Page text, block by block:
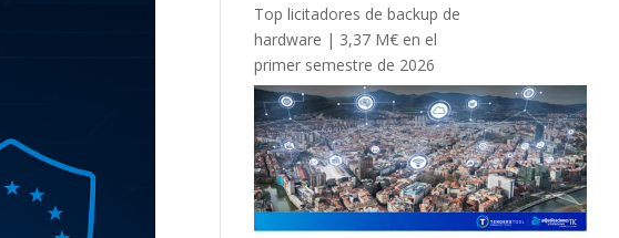
Top licitadores de backup de
hardware | 3,37 M€ en el
primer semestre de 2026